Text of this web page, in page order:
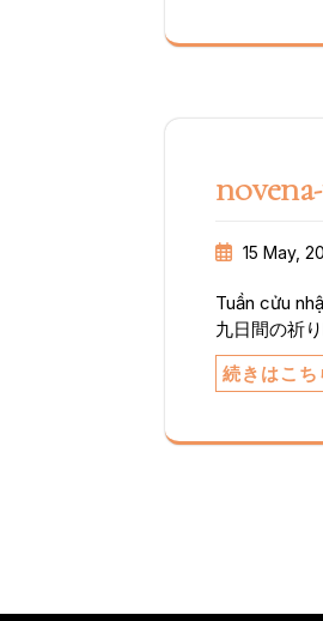
15 May,
Tuần cửu
九日間の祈
i/https://
ii/https://
続きはこち